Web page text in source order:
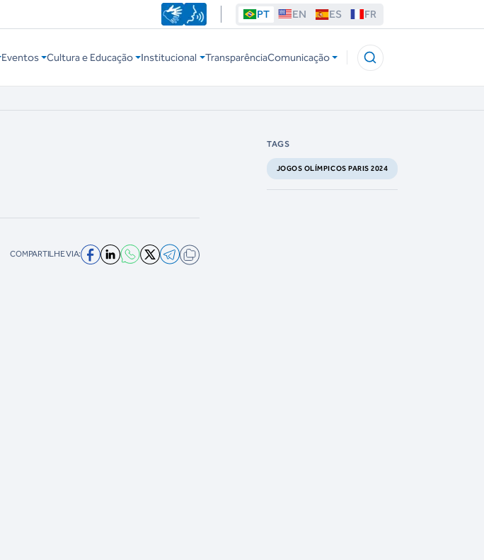
PT EN ES FR
Eventos Cultura e Educação Institucional TransparênciaComunicação
COMPARTILHE VIA:
TAGS
JOGOS OLÍMPICOS PARIS 2024